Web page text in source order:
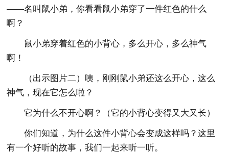
——名叫鼠小弟，你看看鼠小弟穿了一件红色的什么
啊？
鼠小弟穿着红色的小背心，多么开心，多么神气
啊！
（出示图片二）咦，刚刚鼠小弟还这么开心，这么
神气，现在它怎么啦？
它为什么不开心啊？（它的小背心变得又大又长）
你们知道，为什么这件小背心会变成这样吗？这里
有一个好听的故事，我们一起来听一听。